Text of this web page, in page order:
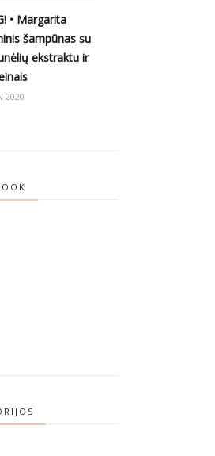
• Margarita
šampūnas su
ekstraktu ir
2020